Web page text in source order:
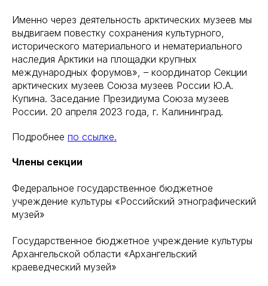
Именно через деятельность арктических музеев мы
выдвигаем повестку сохранения культурного,
исторического материального и нематериального
наследия Арктики на площадки крупных
международных форумов», – координатор Секции
арктических музеев Союза музеев России Ю.А.
Купина. Заседание Президиума Союза музеев
России. 20 апреля 2023 года, г. Калининград.
Подробнее по ссылке.
Члены секции
Федеральное государственное бюджетное
учреждение культуры «Российский этнографический
музей»
Государственное бюджетное учреждение культуры
Архангельской области «Архангельский
краеведческий музей»